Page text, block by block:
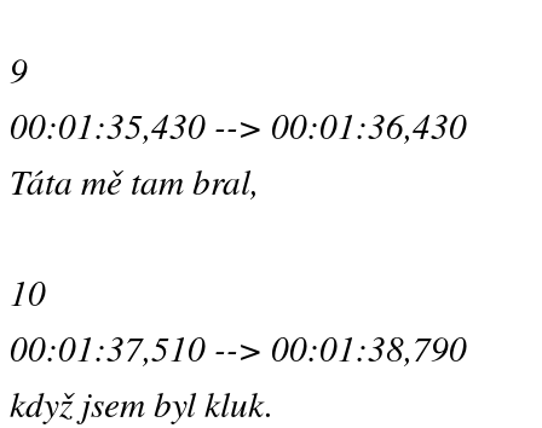
9
00:01:35,430 --> 00:01:36,430
Táta mě tam bral,
10
00:01:37,510 --> 00:01:38,790
když jsem byl kluk.